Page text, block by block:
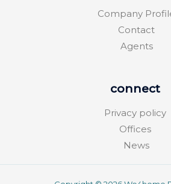
Company
Contact
Agents
connect
Privacy policy
Offices
News